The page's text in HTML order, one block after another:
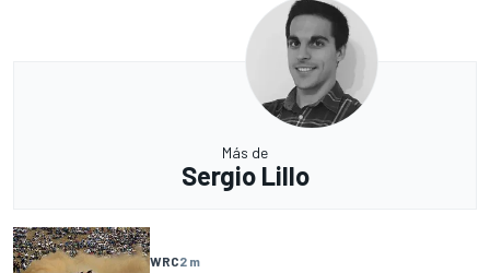
Más de
Sergio Lillo
WRC2 m